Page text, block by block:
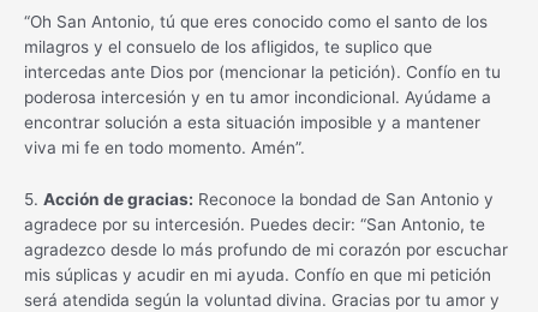
“Oh San Antonio, tú que eres conocido como el santo de los
milagros y el consuelo de los afligidos, te suplico que
intercedas ante Dios por (mencionar la petición). Confío en tu
poderosa intercesión y en tu amor incondicional. Ayúdame a
encontrar solución a esta situación imposible y a mantener
viva mi fe en todo momento. Amén”.
5. Acción de gracias: Reconoce la bondad de San Antonio y
agradece por su intercesión. Puedes decir: “San Antonio, te
agradezco desde lo más profundo de mi corazón por escuchar
mis súplicas y acudir en mi ayuda. Confío en que mi petición
será atendida según la voluntad divina. Gracias por tu amor y